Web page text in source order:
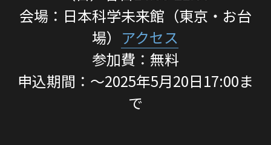
会場：日本科学未来館（東京・お台
場） アクセス
参加費：無料
申込期間：〜2025年5月20日17:00ま
で